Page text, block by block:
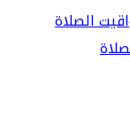
الصلاة